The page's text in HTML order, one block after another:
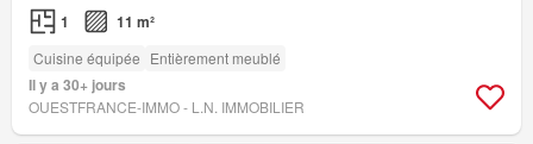
1 11 m²
Cuisine équipée Entièrement meublé
Il y a 30+ jours
OUESTFRANCE-IMMO - L.N. IMMOBILIER